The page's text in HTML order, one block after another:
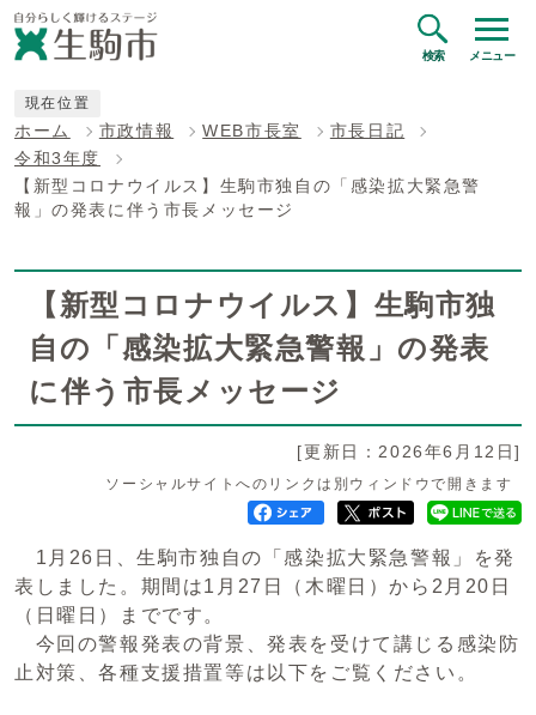
検索 メニュー
現在位置
ホーム 市政情報 WEB市長室
市長日記
令和3年度
【新型コロナウイルス】生駒市独自の「感染拡大緊急警
報」の発表に伴う市長メッセージ
【新型コロナウイルス】生駒市独
自の「感染拡大緊急警報」の発表
に伴う市長メッセージ
[更新日：2026年6月12日]
ソーシャルサイトへのリンクは別ウィンドウで開きます
1月26日、生駒市独自の「感染拡大緊急警報」を発
表しました。期間は1月27日（木曜日）から2月20日
（日曜日）までです。
今回の警報発表の背景、発表を受けて講じる感染防
止対策、各種支援措置等は以下をご覧ください。